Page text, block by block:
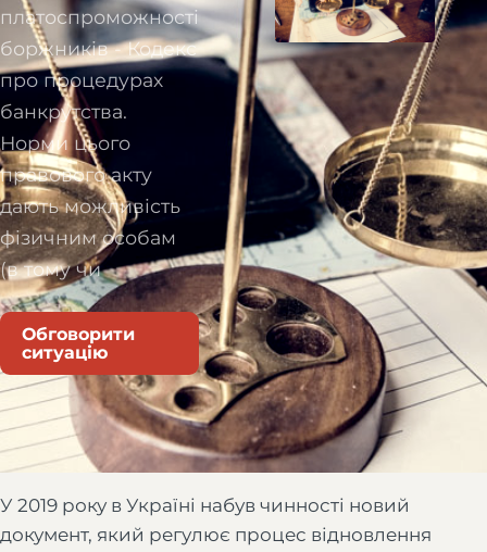
платоспроможності
боржників - Кодекс
про процедурах
банкрутства.
Норми цього
правового акту
дають можливість
фізичним особам
(в тому чи
Обговорити
ситуацію
У 2019 року в Україні набув чинності новий
документ, який регулює процес відновлення